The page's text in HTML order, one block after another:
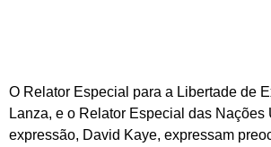
O Relator Especial para a Libertade de
Lanza, e o Relator Especial das
expressão, David Kaye, expressam